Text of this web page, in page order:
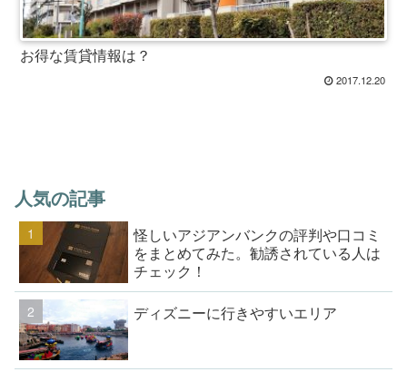
お得な賃貸情報は？
2017.12.20
人気の記事
怪しいアジアンバンクの評判や口コミ
をまとめてみた。勧誘されている人は
チェック！
ディズニーに行きやすいエリア